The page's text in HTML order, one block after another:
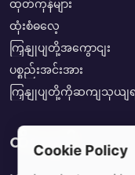
ထုတ်ကုန်များ
ထုံးစံဓလေ့
ကြှနျုပျတို့အကွောငျး
ပစ္စည်းအင်းအား
ကြှနျုပျတို့ကိုဆကျသှယျရ
ထိတွေ့ပါ
Cookie Policy